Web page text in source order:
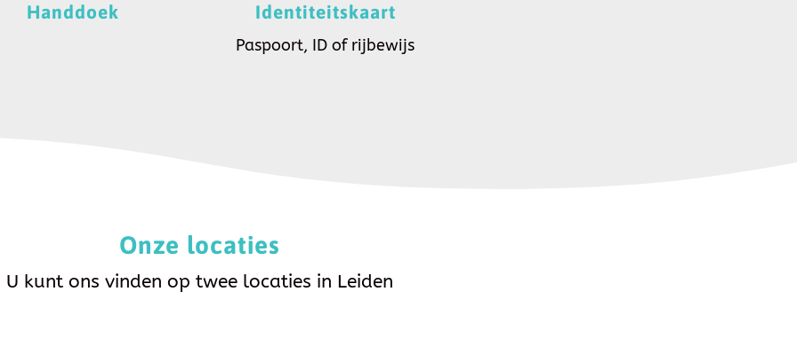
Handdoek Identiteitskaart
Paspoort, ID of rijbewijs
Onze locaties
U kunt ons vinden op twee locaties in Leiden